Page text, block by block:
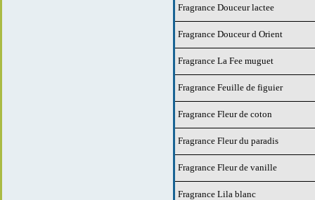
Fragrance Douceur lactee
Fragrance Douceur d Orient
Fragrance La Fee muguet
Fragrance Feuille de figuier
Fragrance Fleur de coton
Fragrance Fleur du paradis
Fragrance Fleur de vanille
Fragrance Lila blanc